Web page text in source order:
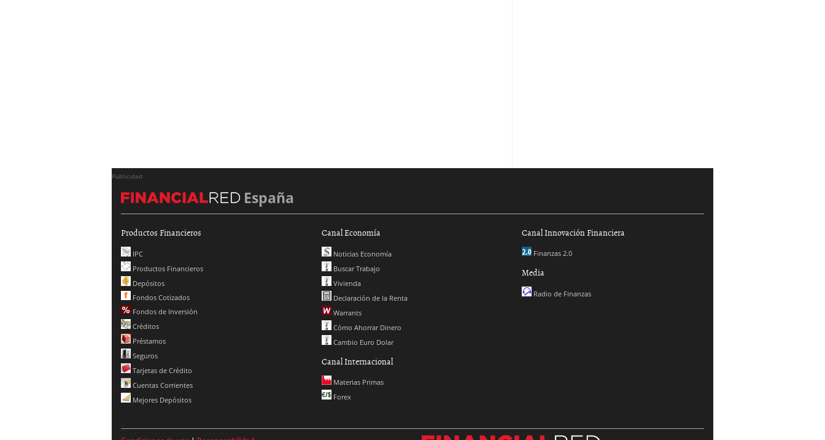
Publicidad
España
Productos Financieros
IPC
Productos Financieros
Depósitos
Fondos Cotizados
Fondos de Inversión
Créditos
Préstamos
Seguros
Tarjetas de Crédito
Cuentas Corrientes
Mejores Depósitos
Canal Economía
Noticias Economía
Buscar Trabajo
Vivienda
Declaración de la Renta
Warrants
Cómo Ahorrar Dinero
Cambio Euro Dolar
Canal Internacional
Materias Primas
Forex
Canal Innovación Financiera
Finanzas 2.0
Media
Radio de Finanzas